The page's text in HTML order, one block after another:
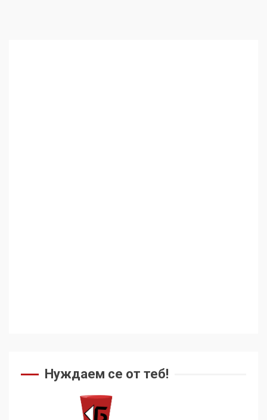
Нуждаем се от теб!
5
136 страни в ООН